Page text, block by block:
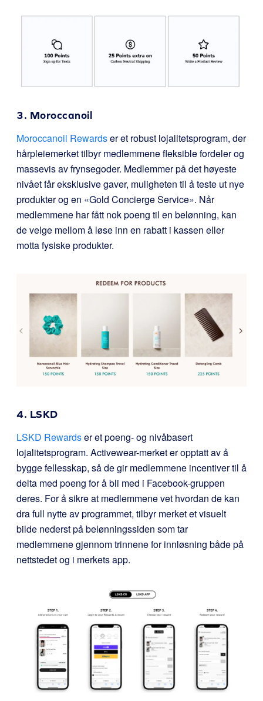
3. Moroccanoil
Moroccanoil Rewardser et robust lojalitetsprogram, der
hårpleiemerket tilbyr medlemmene fleksible fordeler og
massevis av frynsegoder. Medlemmer på det høyeste
nivået får eksklusive gaver, muligheten til å teste ut nye
produkter og en «Gold Concierge Service». Når
medlemmene har fått nok poeng til en belønning, kan
de velge mellom å løse inn en rabatt i kassen eller
motta fysiske produkter.
4. LSKD
LSKD Rewardser et poeng- og nivåbasert
lojalitetsprogram. Activewear-merket er opptatt av å
bygge fellesskap, så de gir medlemmene incentiver til å
delta med poeng for å bli med i Facebook-gruppen
deres. For å sikre at medlemmene vet hvordan de kan
dra full nytte av programmet, tilbyr merket et visuelt
bilde nederst på belønningssiden som tar
medlemmene gjennom trinnene for innløsning både på
nettstedet og i merkets app.